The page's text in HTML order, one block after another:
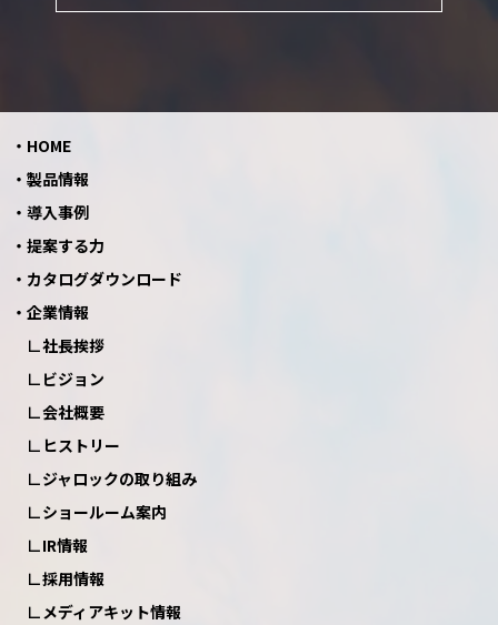
HOME
製品情報
導入事例
提案する力
カタログダウンロード
企業情報
社長挨拶
ビジョン
会社概要
ヒストリー
ジャロックの取り組み
ショールーム案内
IR情報
採用情報
メディアキット情報